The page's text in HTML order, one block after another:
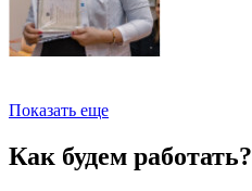
Показать еще
Как будем работать?